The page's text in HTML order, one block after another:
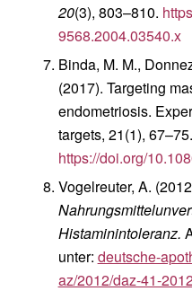
20(3), 803–810.
9568.2004.03540.x
Binda, M. M.,
(2017). Targeting
endometriosis.
targets, 21(1), 67–75.
https://doi.org/
Vogelreuter, A.
Histaminintoleranz.
unter: deutsche-
az/2012/daz-41-